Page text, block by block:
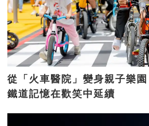
從「火車醫院」變身親子樂
鐵道記憶在歡笑中延續